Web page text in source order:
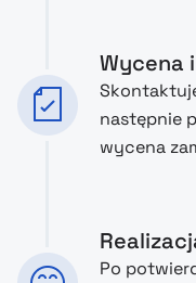
Wycena
następnie
wycena
Po